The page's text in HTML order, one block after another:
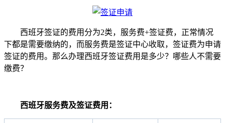
西班牙签证的费用分为2类，服务费+签证费，正常情况
下都是需要缴纳的，而服务费是签证中心收取，签证费为申请
签证的费用。那么办理西班牙签证费用是多少？哪些人不需要
缴费？
西班牙服务费及签证费用：